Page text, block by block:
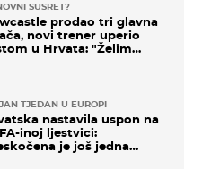
SUSRET?
prodao tri glavna
novi trener uperio
u Hrvata: "Želim
TJEDAN U EUROPI
nastavila uspon na
inoj ljestvici:
je još jedna